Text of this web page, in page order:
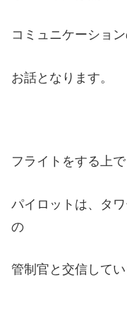
コミュニケーショ
お話となります。
フライトをする上で
パイロットは、タ
の
管制官と交信してい